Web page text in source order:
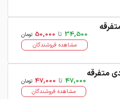
34,500 تا 50,000 تومان
مشاهده فروشندگان
47,000 تا 47,000 تومان
مشاهده فروشندگان